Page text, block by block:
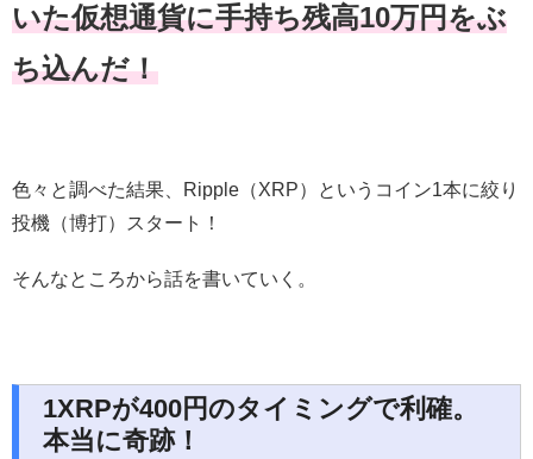
いた仮想通貨に手持ち残高10万円をぶ
ち込んだ！
色々と調べた結果、Ripple（XRP）というコイン1本に絞り
投機（博打）スタート！
そんなところから話を書いていく。
1XRPが400円のタイミングで利確。
本当に奇跡！